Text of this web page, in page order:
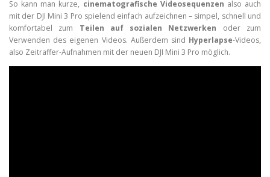
So kann man kurze, cinematografische Videosequenzen also auch
mit der DJI Mini 3 Pro spielend einfach aufzeichnen – simpel, schnell und
komfortabel zum Teilen auf sozialen Netzwerken oder zum
Verwenden des eigenen Videos. Außerdem sind Hyperlapse-Videos,
also Zeitraffer-Aufnahmen mit der neuen DJI Mini 3 Pro möglich.